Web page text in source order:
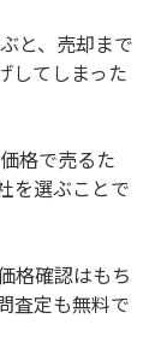
と、売却まで
してしまった
格で売るた
を選ぶことで
格確認はもち
査定も無料で